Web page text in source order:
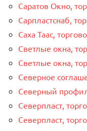
Саратов Окно,
Сарпластснаб,
Саха Таас,
Светлые окна,
Светлые окна,
Северное
Северный
Северпласт,
Северпласт,